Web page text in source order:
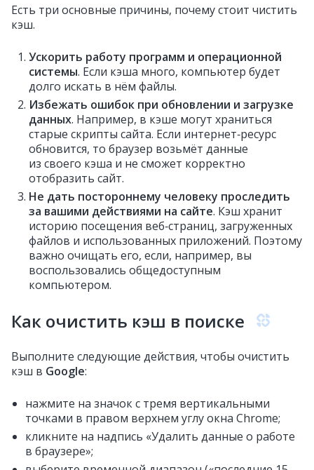
Есть три основные причины, почему стоит чистить
кэш.
Ускорить работу программ и операционной
системы. Если кэша много, компьютер будет
долго искать в нём файлы.
Избежать ошибок при обновлении и загрузке
данных. Например, в кэше могут храниться
старые скрипты сайта. Если интернет‑ресурс
обновится, то браузер возьмёт данные
из своего кэша и не сможет корректно
отобразить сайт.
Не дать постороннему человеку проследить
за вашими действиями на сайте. Кэш хранит
историю посещения веб‑страниц, загруженных
файлов и использованных приложений. Поэтому
важно очищать его, если, например, вы
воспользовались общедоступным
компьютером.
Как очистить кэш в поиске
Выполните следующие действия, чтобы очистить
кэш в Google:
нажмите на значок с тремя вертикальными
точками в правом верхнем углу окна Chrome;
кликните на надпись «Удалить данные о работе
в браузере»;